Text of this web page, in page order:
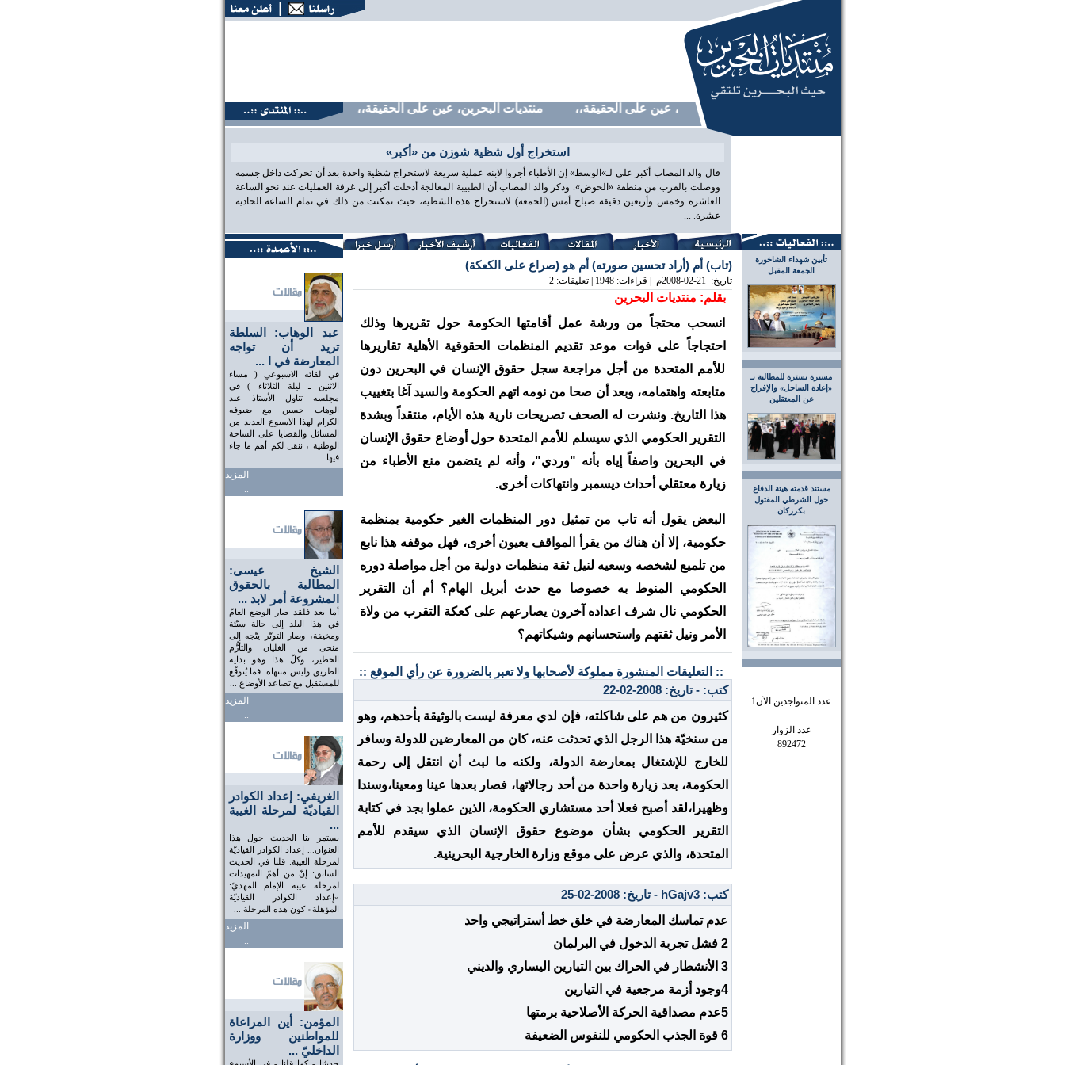
منتديات البحرين، عين على الحقيقة،، منتديات البحرين، عين على الحقيقة،، منتديات البحرين، عين على الحقيقة،، منتديات البحرين، عين على
استخراج أول شظية شوزن من «أكبر»
قال والد المصاب أكبر علي لـ»الوسط» إن الأطباء أجروا لابنه عملية سريعة لاستخراج شظية واحدة بعد أن تحركت داخل جسمه
ووصلت بالقرب من منطقة «الحوض». وذكر والد المصاب أن الطبيبة المعالجة أدخلت أكبر إلى غرفة العمليات عند نحو الساعة
العاشرة وخمس وأربعين دقيقة صباح أمس (الجمعة) لاستخراج هذه الشظية، حيث تمكنت من ذلك في تمام الساعة الحادية
عشرة. ...
تأبين شهداء الشاخورة
الجمعة المقبل
مسيرة بسترة للمطالبة بـ
«إعادة الساحل» والإفراج
عن المعتقلين
مستند قدمته هيئة الدفاع
حول الشرطي المقتول
بكرزكان
عدد المتواجدين الآن1
عدد الزوار
892472
عبد الوهاب: السلطة
تريد أن تواجه
المعارضة في ا ...
في لقائه الاسبوعي ( مساء
الاثنين ـ ليلة الثلاثاء ) في
مجلسه تناول الأستاذ عبد
الوهاب حسين مع ضيوفه
الكرام لهذا الاسبوع العديد من
المسائل والقضايا على الساحة
الوطنية ، ننقل لكم أهم ما جاء
فيها . ...
المزيد
..
الشيخ عيسى:
المطالبة بالحقوق
المشروعة أمر لابد ...
أما بعد فلقد صار الوضع العامّ
في هذا البلد إلى حالة سيّئة
ومخيفة، وصار التوتّر يتّجه إلى
منحى من الغليان والتأزُّم
الخطير، وكلّ هذا وهو بداية
الطريق وليس منتهاه. فما يُتوقّع
للمستقبل مع تصاعد الأوضاع ...
المزيد
..
الغريفي: إعداد الكوادر
القياديّة لمرحلة الغيبة
...
يستمر بنا الحديث حول هذا
العنوان... إعداد الكوادر القياديّة
لمرحلة الغيبة: قلنا في الحديث
السابق: إنّ من أهمّ التمهيدات
لمرحلة غيبة الإمام المهديّ:
«إعداد الكوادر القياديّة
المؤهلة» كون هذه المرحلة ...
المزيد
..
المؤمن: أين المراعاة
للمواطنين ووزارة
الداخليّ ...
(تاب) أم (أراد تحسين صورته) أم هو (صراع على الكعكة)
تاريخ: 2008-02-21م | قراءات: 1948 | تعليقات: 2
بقلم: منتديات البحرين
انسحب محتجاً من ورشة عمل أقامتها الحكومة حول تقريرها وذلك
احتجاجاً على فوات موعد تقديم المنظمات الحقوقية الأهلية تقاريرها
للأمم المتحدة من أجل مراجعة سجل حقوق الإنسان في البحرين دون
متابعته واهتمامه، وبعد أن صحا من نومه اتهم الحكومة والسيد آغا بتغييب
هذا التاريخ. ونشرت له الصحف تصريحات نارية هذه الأيام، منتقداً وبشدة
التقرير الحكومي الذي سيسلم للأمم المتحدة حول أوضاع حقوق الإنسان
في البحرين واصفاً إياه بأنه "وردي"، وأنه لم يتضمن منع الأطباء من
زيارة معتقلي أحداث ديسمبر وانتهاكات أخرى.
البعض يقول أنه تاب من تمثيل دور المنظمات الغير حكومية بمنظمة
حكومية، إلا أن هناك من يقرأ المواقف بعيون أخرى، فهل موقفه هذا نابع
من تلميع لشخصه وسعيه لنيل ثقة منظمات دولية من أجل مواصلة دوره
الحكومي المنوط به خصوصا مع حدث أبريل الهام؟ أم أن التقرير
الحكومي نال شرف اعداده آخرون يصارعهم على كعكة التقرب من ولاة
الأمر ونيل ثقتهم واستحسانهم وشيكاتهم؟
:: التعليقات المنشورة مملوكة لأصحابها ولا تعبر بالضرورة عن رأي الموقع ::
كتب: - تاريخ: 2008-02-22
كثيرون من هم على شاكلته، فإن لدي معرفة ليست بالوثيقة بأحدهم، وهو
من سنخيّة هذا الرجل الذي تحدثت عنه، كان من المعارضين للدولة وسافر
للخارج للإشتغال بمعارضة الدولة، ولكنه ما لبث أن انتقل إلى رحمة
الحكومة، بعد زيارة واحدة من أحد رجالاتها، فصار بعدها عينا ومعينا،وسندا
وظهيرا،لقد أصبح فعلا أحد مستشاري الحكومة، الذين عملوا بجد في كتابة
التقرير الحكومي بشأن موضوع حقوق الإنسان الذي سيقدم للأمم
المتحدة، والذي عرض على موقع وزارة الخارجية البحرينية.
كتب: hGajv3 - تاريخ: 2008-02-25
عدم تماسك المعارضة في خلق خط أستراتيجي واحد
2 فشل تجربة الدخول في البرلمان
3 الأنشطار في الحراك بين التيارين اليساري والديني
4وجود أزمة مرجعية في التيارين
5عدم مصداقية الحركة الأصلاحية برمتها
6 قوة الجذب الحكومي للنفوس الضعيفة